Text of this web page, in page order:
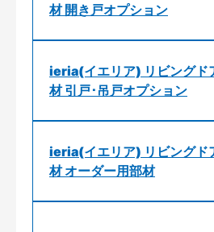
材 開き戸オプション
ieria(イエリア) リビングド
材 引戸･吊戸オプション
ieria(イエリア) リビングド
材 オーダー用部材